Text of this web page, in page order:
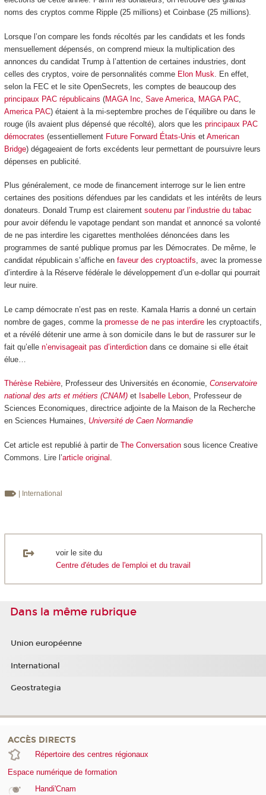
noms des cryptos comme Ripple (25 millions) et Coinbase (25 millions).
Lorsque l’on compare les fonds récoltés par les candidats et les fonds
mensuellement dépensés, on comprend mieux la multiplication des
annonces du candidat Trump à l’attention de certaines industries, dont
celles des cryptos, voire de personnalités comme Elon Musk . En effet,
selon la FEC et le site OpenSecrets, les comptes de beaucoup des
principaux PAC républicains (MAGA Inc Save America, MAGA PAC,
America PAC) étaient à la mi-septembre proches de l’équilibre ou dans le
rouge (ils avaient plus dépensé que récolté), alors que les principaux PAC
démocrates (essentiellement Future Forward États-Unis et American
Bridge) dégageaient de forts excédents leur permettant de poursuivre leurs
dépenses en publicité.
Plus généralement, ce mode de financement interroge sur le lien entre
certaines des positions défendues par les candidats et les intérêts de leurs
donateurs. Donald Trump est clairement soutenu par l’industrie du tabac
pour avoir défendu le vapotage pendant son mandat et annoncé sa volonté
de ne pas interdire les cigarettes mentholées dénoncées dans les
programmes de santé publique promus par les Démocrates. De même, le
candidat républicain s’affiche en faveur des cryptoactifs, avec la promesse
d’interdire à la Réserve fédérale le développement d’un e-dollar qui pourrait
leur nuire.
Le camp démocrate n’est pas en reste. Kamala Harris a donné un certain
nombre de gages, comme la promesse de ne pas interdireles cryptoactifs,
et a révélé détenir une arme à son domicile dans le but de rassurer sur le
fait qu’elle n’envisageait pas d’interdictiondans ce domaine si elle était
élue…
Thérèse Rebière, Professeur des Universités en économie, Conservatoire
national des arts et métiers (CNAM)et Isabelle Lebon, Professeur de
Sciences Economiques, directrice adjointe de la Maison de la Recherche
en Sciences Humaines, Université de Caen Normandie
Cet article est republié à partir de The Conversationsous licence Creative
Commons. Lire l’article original
| International
voir le site du
Centre d'études de l'emploi et du travail
Dans la même rubrique
Union européenne
International
Geostrategia
ACCÈS DIRECTS
Répertoire des centres régionaux
Espace numérique de formation
Handi'Cnam